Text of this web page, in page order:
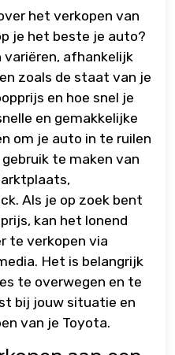
het verkopen van
je het beste je auto?
afhankelijk
zoals de staat van je
en hoe snel je
en gemakkelijke
om je auto in te ruilen
te maken van
Als je op zoek bent
kan het lonend
te verkopen via
Het is belangrijk
te overwegen en te
bij jouw situatie en
van je Toyota.